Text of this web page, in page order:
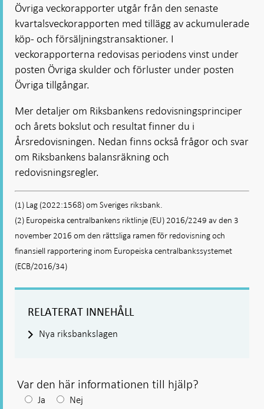
Övriga veckorapporter utgår från den senaste
kvartalsveckorapporten med tillägg av ackumulerade
köp- och försäljningstransaktioner. I
veckorapporterna redovisas periodens vinst under
posten Övriga skulder och förluster under posten
Övriga tillgångar.
Mer detaljer om Riksbankens redovisningsprinciper
och årets bokslut och resultat finner du i
Årsredovisningen. Nedan finns också frågor och svar
om Riksbankens balansräkning och
redovisningsregler.
(1) Lag (2022:1568) om Sveriges riksbank.
(2) Europeiska centralbankens riktlinje (EU) 2016/2249 av den 3
november 2016 om den rättsliga ramen för redovisning och
finansiell rapportering inom Europeiska centralbankssystemet
(ECB/2016/34)
RELATERAT INNEHÅLL
Nya riksbankslagen
Var den här informationen till hjälp?
EfterJa Nej